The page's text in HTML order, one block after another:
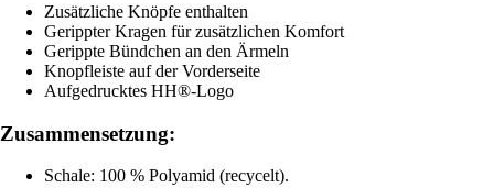
Zusätzliche Knöpfe enthalten
Gerippter Kragen für zusätzlichen Komfort
Gerippte Bündchen an den Ärmeln
Knopfleiste auf der Vorderseite
Aufgedrucktes HH®-Logo
Zusammensetzung:
Schale: 100 % Polyamid (recycelt).